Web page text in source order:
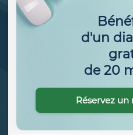
d'un
de 20
Réservez un